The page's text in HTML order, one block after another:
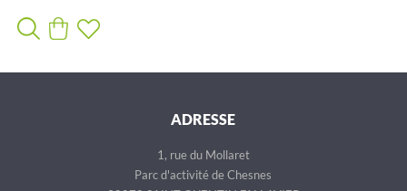
ADRESSE
1, rue du Mollaret
Parc d'activité de Chesnes